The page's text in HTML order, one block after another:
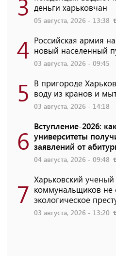
деньги харьковчан
05 августа, 2026 - 13:38
4 Российская армия
новый населенный
03 августа, 2026 - 09:45
5 В пригороде
воду из кранов и
03 августа, 2026 - 14:18
6 Вступление-2026:
университеты
заявлений от
04 августа, 2026 - 09:48
7 Харьковский
коммунальщиков не
экологическое
03 августа, 2026 - 13:20